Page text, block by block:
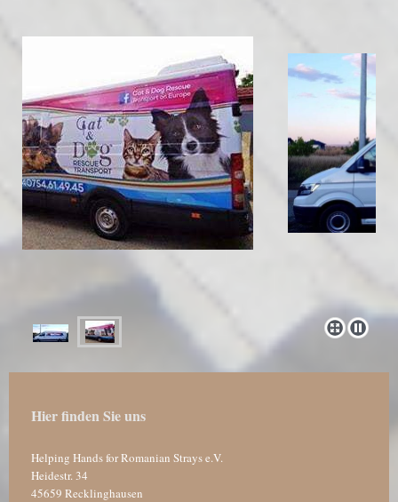
Hier finden Sie uns
Helping Hands for Romanian Strays e.V.
Heidestr. 34
45659 Recklinghausen